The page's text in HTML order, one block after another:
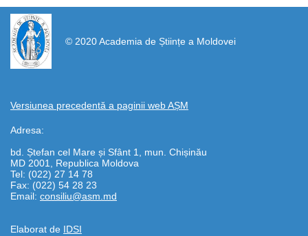
© 2020 Academia de Științe a Moldovei
Versiunea precedentă a paginii web AȘM
Adresa:
bd. Ștefan cel Mare și Sfânt 1, mun. Chișinău
MD 2001, Republica Moldova
Tel: (022) 27 14 78
Fax: (022) 54 28 23
Email: consiliu@asm.md
Elaborat de IDSI
https://propletenie.ru/